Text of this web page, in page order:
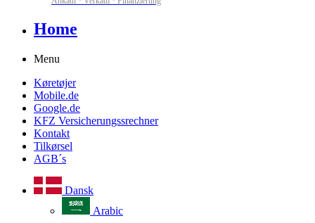
Home
Menu
Køretøjer
Mobile.de
Google.de
KFZ Versicherungssrechner
Kontakt
Tilkørsel
AGB´s
Dansk
Arabic